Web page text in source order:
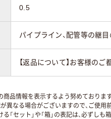
0.5
パイプライン、配管等の継目
【返品について】お客様の
品情報を表示するよう努めております
異なる場合がございますので、ご使
「セット」や「箱」の表記は、必ずし